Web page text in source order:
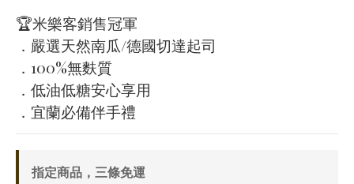
🏆米樂客銷售冠軍
．嚴選天然南瓜/德國切達起司
．100%無麩質
．低油低糖安心享用
．宜蘭必備伴手禮
指定商品，三條免運